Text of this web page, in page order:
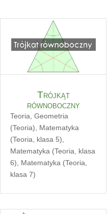
Trójkąt
równoboczny
Teoria Geometria
(Teoria)
Matematyka
(Teoria, klasa 5)
Matematyka (Teoria, klasa
6)
Matematyka (Teoria,
klasa 7)